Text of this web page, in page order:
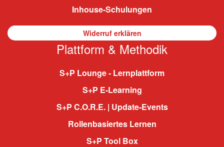
Inhouse-Schulungen
Widerruf erklären
Plattform & Methodik
S+P Lounge - Lernplattform
S+P E-Learning
S+P C.O.R.E. | Update-Events
Rollenbasiertes Lernen
S+P Tool Box